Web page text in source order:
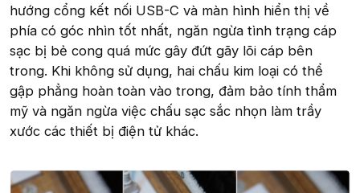
hướng cổng kết nối USB-C và màn hình hiển thị về
phía có góc nhìn tốt nhất, ngăn ngừa tình trạng cáp
sạc bị bẻ cong quá mức gây đứt gãy lõi cáp bên
trong. Khi không sử dụng, hai chấu kim loại có thể
gập phẳng hoàn toàn vào trong, đảm bảo tính thẩm
mỹ và ngăn ngừa việc chấu sạc sắc nhọn làm trầy
xước các thiết bị điện tử khác.